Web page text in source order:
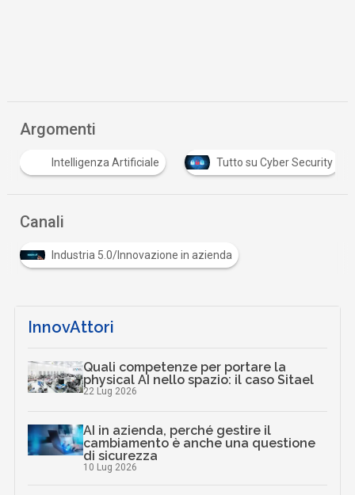
Argomenti
Intelligenza Artificiale Tutto su Cyber Security
Canali
Industria 5.0/Innovazione in azienda
InnovAttori
Quali competenze per portare la
physical AI nello spazio: il caso Sitael
22 Lug 2026
AI in azienda, perché gestire il
cambiamento è anche una questione
di sicurezza
10 Lug 2026